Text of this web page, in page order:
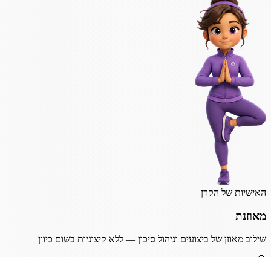
האישיות של הקרן
מאוזנת
שילוב מאוזן של ביצועים וניהול סיכון — ללא קיצוניות בשום כיוון